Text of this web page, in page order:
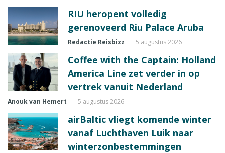
RIU heropent volledig
gerenoveerd Riu Palace Aruba
Redactie Reisbizz 5 augustus 2026
Coffee with the Captain: Holland
America Line zet verder in op
vertrek vanuit Nederland
Anouk van Hemert 5 augustus 2026
airBaltic vliegt komende winter
vanaf Luchthaven Luik naar
winterzonbestemmingen